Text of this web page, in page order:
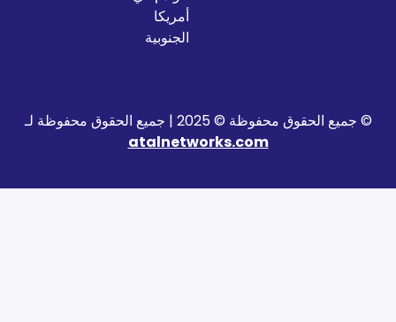
| جميع الحقوق محفوظة لـ
atalnetworks.com